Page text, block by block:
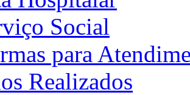
Social
para
Realizados